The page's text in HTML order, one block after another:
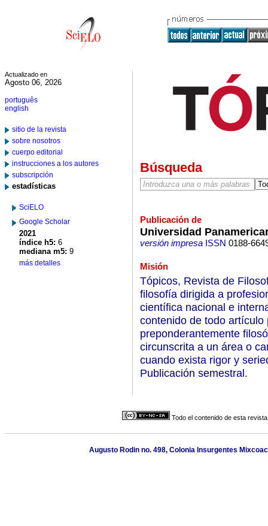
Actualizado en
Agosto 06, 2026
português
english
sitio de la revista
sobre nosotros
cuerpo editorial
instrucciones a los autores
subscripción
estadísticas
SciELO
Google Scholar
2021
índice h5: 6
mediana m5: 9
más detalles
Búsqueda
Publicación de
Universidad
versión impresaISSN 0188-
Misión
Tópicos, Revista de
filosofía dirigida a
científica nacional e
contenido de todo
preponderantemente
circunscrita a un área o
cuando exista rigor y
Publicación semestral.
Todo el contenido de esta
Augusto Rodin no. 498, Colonia Insurgentes